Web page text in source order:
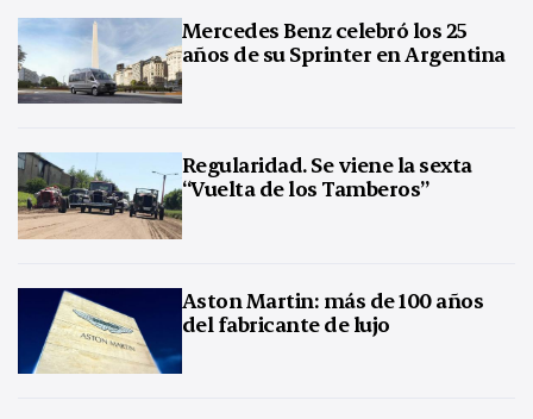
Mercedes Benz celebró los 25
años de su Sprinter en Argentina
Regularidad. Se viene la sexta
“Vuelta de los Tamberos”
Aston Martin: más de 100 años
del fabricante de lujo